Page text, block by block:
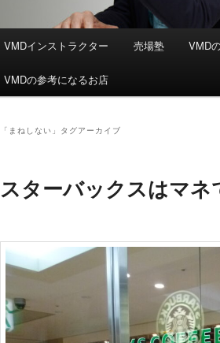
VMDインストラクター 売場塾 VMD
VMDの参考になるお店
「 まねしない 」タグアーカイブ
スターバックスはマネ